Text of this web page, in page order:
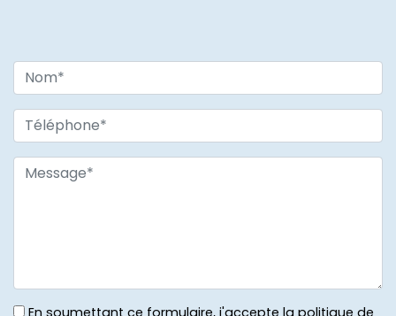
En soumettant ce formulaire, j'accepte la politique de